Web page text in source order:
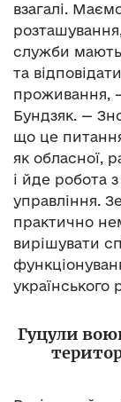
взагалі.
служби
та
проживання,
Бундзяк. —
що це
як обласної,
і йде робота
управління.
практично
вирішувати
українського
Гуцули